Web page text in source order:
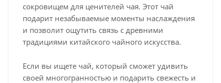
сокровищем для ценителей чая. Этот чай
подарит незабываемые моменты наслаждения
и позволит ощутить связь с древними
традициями китайского чайного искусства.
Если вы ищете чай, который сможет удивить
своей многогранностью и подарить свежесть и